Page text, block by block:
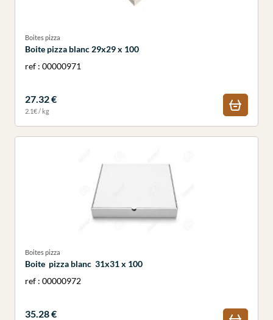
Boites pizza
Boite pizza blanc 29x29 x 100
ref : 00000971
27.32 €
2.1€ / kg
Boites pizza
Boite pizza blanc 31x31 x 100
ref : 00000972
35.28 €